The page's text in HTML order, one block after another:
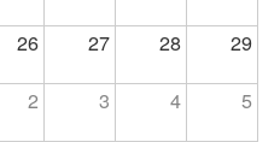
26 27 28
29
2 3 4 5